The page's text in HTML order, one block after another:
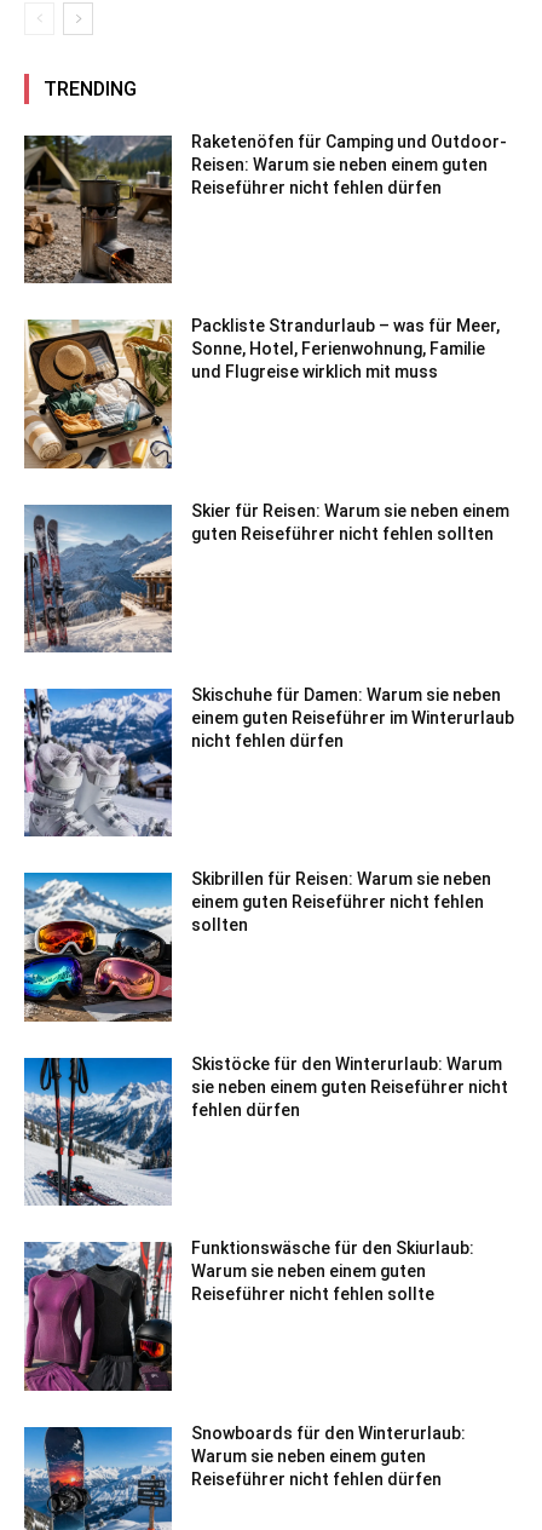
TRENDING
Raketenöfen für Camping und Outdoor-
Reisen: Warum sie neben einem guten
Reiseführer nicht fehlen dürfen
Packliste Strandurlaub – was für Meer,
Sonne, Hotel, Ferienwohnung, Familie
und Flugreise wirklich mit muss
Skier für Reisen: Warum sie neben einem
guten Reiseführer nicht fehlen sollten
Skischuhe für Damen: Warum sie neben
einem guten Reiseführer im Winterurlaub
nicht fehlen dürfen
Skibrillen für Reisen: Warum sie neben
einem guten Reiseführer nicht fehlen
sollten
Skistöcke für den Winterurlaub: Warum
sie neben einem guten Reiseführer nicht
fehlen dürfen
Funktionswäsche für den Skiurlaub:
Warum sie neben einem guten
Reiseführer nicht fehlen sollte
Snowboards für den Winterurlaub:
Warum sie neben einem guten
Reiseführer nicht fehlen dürfen